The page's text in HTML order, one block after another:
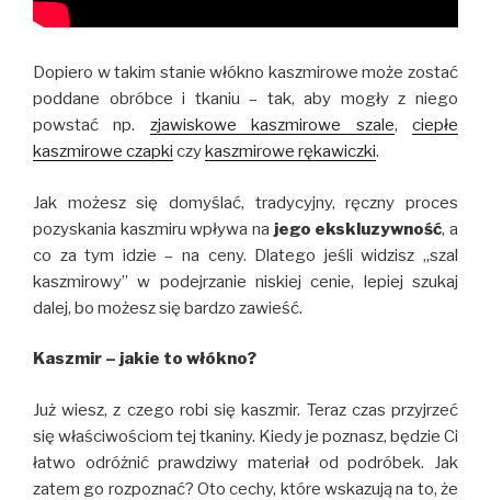
Dopiero w takim stanie włókno kaszmirowe może zostać
poddane obróbce i tkaniu – tak, aby mogły z niego
powstać np. zjawiskowe kaszmirowe szale,ciepłe
kaszmirowe czapki czykaszmirowe rękawiczki.
Jak możesz się domyślać, tradycyjny, ręczny proces
pozyskania kaszmiru wpływa na jego ekskluzywność, a
co za tym idzie – na ceny. Dlatego jeśli widzisz „szal
kaszmirowy” w podejrzanie niskiej cenie, lepiej szukaj
dalej, bo możesz się bardzo zawieść.
Kaszmir – jakie to włókno?
Już wiesz, z czego robi się kaszmir. Teraz czas przyjrzeć
się właściwościom tej tkaniny. Kiedy je poznasz, będzie Ci
łatwo odróżnić prawdziwy materiał od podróbek. Jak
zatem go rozpoznać? Oto cechy, które wskazują na to, że